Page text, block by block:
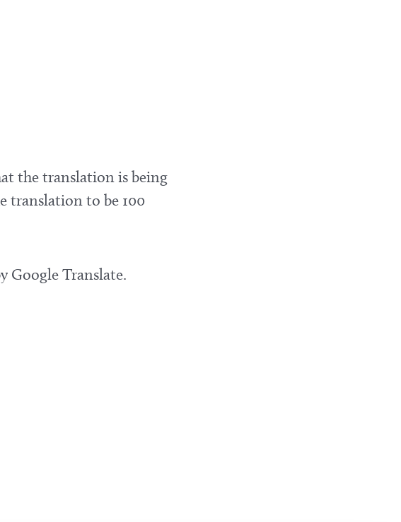
the translation is being
translation to be 100
Google Translate.